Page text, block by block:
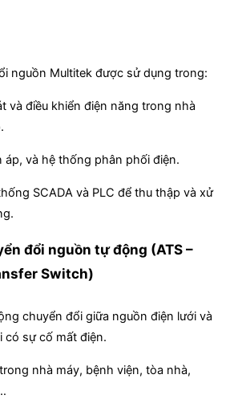
nguồn Multitek được sử dụng trong:
và điều khiển điện năng trong nhà
áp, và hệ thống phân phối điện.
SCADA và PLC để thu thập và xử
đổi nguồn tự động (ATS –
Switch)
chuyển đổi giữa nguồn điện lưới và
có sự cố mất điện.
nhà máy, bệnh viện, tòa nhà,